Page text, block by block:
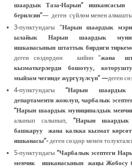
шаардык Таза-Нарын” ишкансасын
берилсин”— деген сүйлөм менен
3-пунктундагы “Нарын шаардык
ылайык Нарын шаардык
ишканасынын штаттык бирдиги
деген сөздөрдөн кийин “жана
кызматкерлерди бошотуу,
мыйзам чегинде жүргүзүлсүн” —деген
4-пунктундагы“Нарын шаардык
департаменти жоюлуп, чарбалык
“Нарын шаардык муниципалдык
алынып салынып, “Нарын шаардык
башкаруу жана калкка кызмат
ишканасы”-деген сөздөр менен
5-пунктундагы“Чарбалык эсептеги
менчик ишканасынын жаңы Жобосу